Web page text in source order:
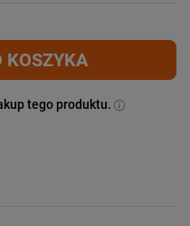
KOSZYKA
tego produktu.